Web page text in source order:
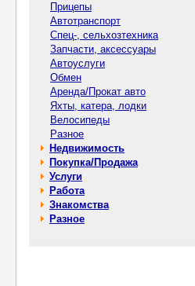
Прицепы
Автотранспорт
Спец-, cельхозтехника
Запчасти, аксессуары
Автоуслуги
Обмен
Аренда/Прокат авто
Яхты, катера, лодки
Велосипеды
Разное
Недвижимость
Покупка/Продажа
Услуги
Работа
Знакомства
Разное